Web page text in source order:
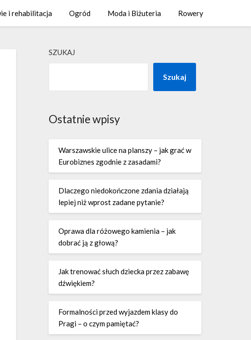
i rehabilitacja Ogród Moda i Biżuteria Rowery
SZUKAJ
Szukaj
Ostatnie wpisy
Warszawskie ulice na planszy – jak grać w
Eurobiznes zgodnie z zasadami?
Dlaczego niedokończone zdania działają
lepiej niż wprost zadane pytanie?
Oprawa dla różowego kamienia – jak
dobrać ją z głową?
Jak trenować słuch dziecka przez zabawę
dźwiękiem?
Formalności przed wyjazdem klasy do
Pragi – o czym pamiętać?